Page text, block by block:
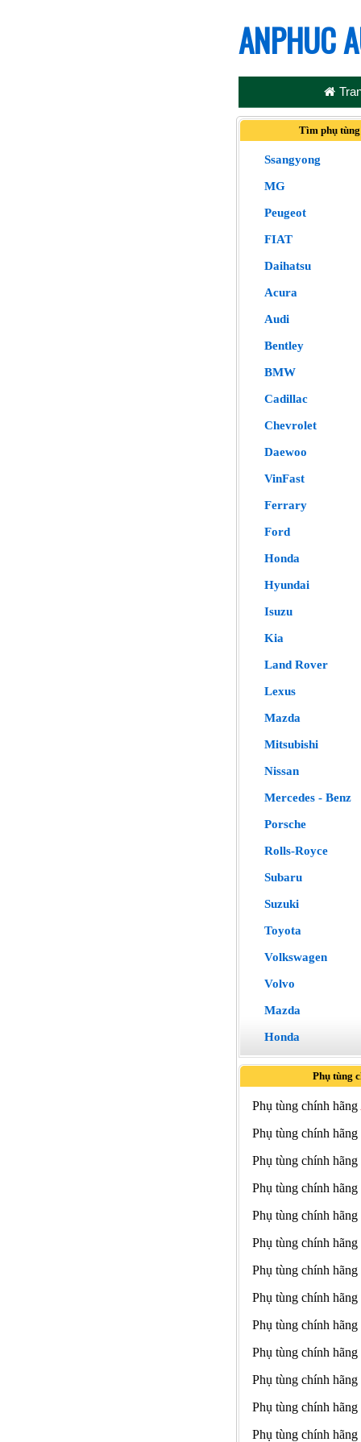
ANPHUC
Tìm phụ
Ssangyong
MG
Peugeot
FIAT
Daihatsu
Acura
Audi
Bentley
BMW
Cadillac
Chevrolet
Daewoo
VinFast
Ferrary
Ford
Honda
Hyundai
Isuzu
Kia
Land Rover
Lexus
Mazda
Mitsubishi
Nissan
Mercedes - Benz
Porsche
Rolls-Royce
Subaru
Suzuki
Toyota
Volkswagen
Volvo
Mazda
Honda
Phụ tùng
Phụ tùng chính hãng
Phụ tùng chính hãng
Phụ tùng chính hãng
Phụ tùng chính hãng
Phụ tùng chính hãng
Phụ tùng chính hãng
Phụ tùng chính hãng
Phụ tùng chính hãng
Phụ tùng chính hãng
Phụ tùng chính hãng
Phụ tùng chính hãng
Phụ tùng chính hãng
Phụ tùng chính hãng